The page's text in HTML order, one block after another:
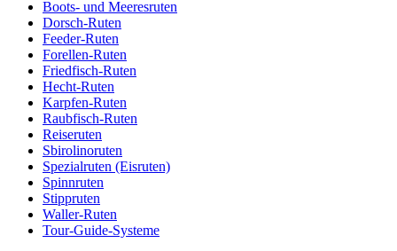
Boots- und Meeresruten
Dorsch-Ruten
Feeder-Ruten
Forellen-Ruten
Friedfisch-Ruten
Hecht-Ruten
Karpfen-Ruten
Raubfisch-Ruten
Reiseruten
Sbirolinoruten
Spezialruten (Eisruten)
Spinnruten
Stippruten
Waller-Ruten
Tour-Guide-Systeme